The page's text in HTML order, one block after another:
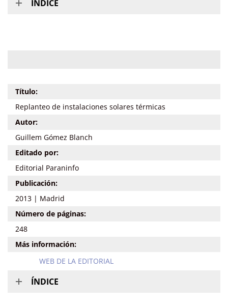
ÍNDICE
Título:
Replanteo de instalaciones solares térmicas
Autor:
Guillem Gómez Blanch
Editado por:
Editorial Paraninfo
Publicación:
2013 | Madrid
Número de páginas:
248
Más información:
WEB DE LA EDITORIAL
ÍNDICE